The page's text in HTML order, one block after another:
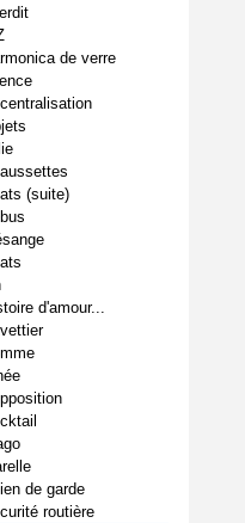
de verre
(suite)
d'amour...
de garde
routière